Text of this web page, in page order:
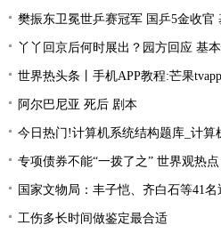
樊振东卫冕世乒赛冠军 国乒5金收官
丫丫回京后何时展出？园方回应 基
世界热头条丨手机APP教程:芒果tvapp怎么更换
阿尔巴尼亚 死后 剧本
今日热门!计算机系统结构题库_计算
专项债券不能“一拨了之” 世界观热点
国家文物局：丰子恺、齐白石等41名近
工伤多长时间做鉴定最合适